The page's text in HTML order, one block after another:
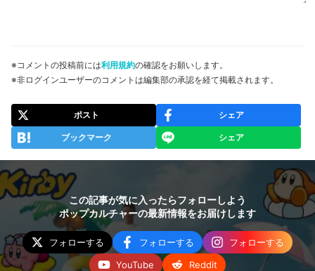
※コメントの投稿前には利用規約の確認をお願いします。
※非ログインユーザーのコメントは編集部の承認を経て掲載されます。
ポスト シェア
ブックマーク シェア
この記事が気に入ったらフォローしよう
ポップカルチャーの最新情報をお届けします
フォローする フォローする
フォローする
YouTube
Reddit